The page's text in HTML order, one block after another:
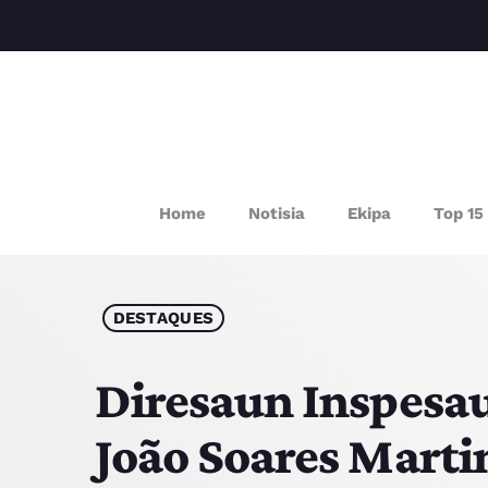
Home Notisia Ekipa Top 15
DESTAQUES
Diresaun
João Soares